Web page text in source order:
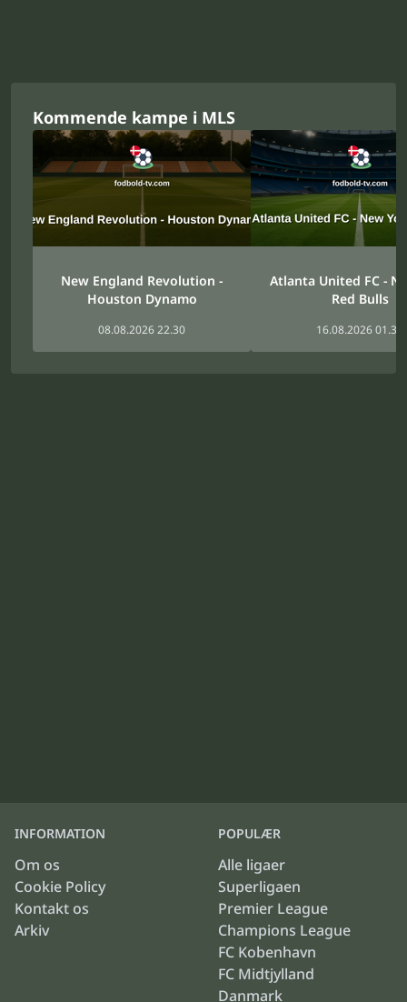
Kommende kampe i MLS
New England Revolution -
Houston Dynamo
08.08.2026 22.30
Atlanta United FC -
Red Bulls
16.08.2026 01.30
INFORMATION
Om os
Cookie Policy
Kontakt os
Arkiv
POPULÆR
Alle ligaer
Superligaen
Premier League
Champions League
FC Kobenhavn
FC Midtjylland
Danmark